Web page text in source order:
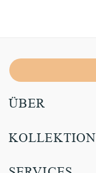
ÜBER
KOLLEKTION